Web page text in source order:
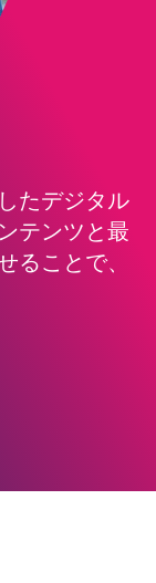
たデジタル
テンツと最
ることで、